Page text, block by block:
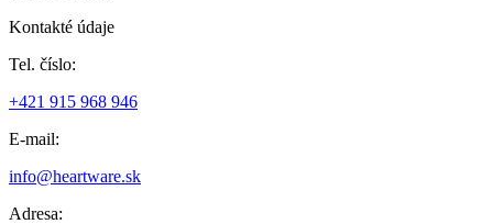
Kontakté údaje
Tel. číslo:
+421 915 968 946
E-mail:
info@heartware.sk
Adresa: